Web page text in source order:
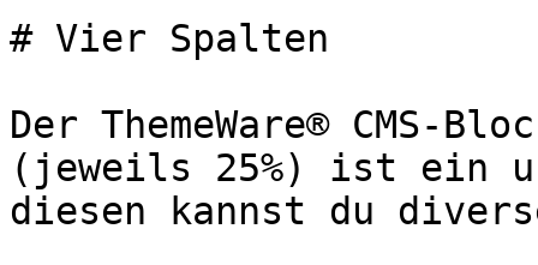
# Vier Spalten
Der ThemeWare® CMS-
(jeweils 25%) ist ein
diesen kannst du